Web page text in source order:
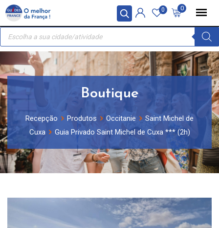
Painel de Gerenciamento de Cookies
Skip
content
0
0
Recherche
produits
Boutique
Recepção Produtos Occitanie
Saint Michel de
Cuxa
Guia Privado Saint Michel de Cuxa *** (2h)